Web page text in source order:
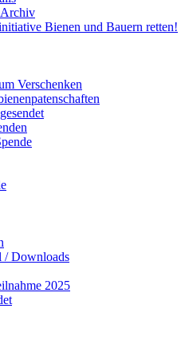
Bienen und Bauern retten!
Verschenken
/ Downloads
2025